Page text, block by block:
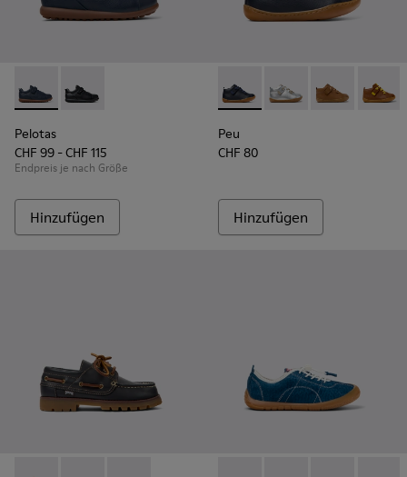
Pelotas - K800316-004 - Blaue Leder- und Textilschuhe für
Pelotas - K800316-003
Pelotas
CHF 99 - CHF 115
Endpreis je nach Größe
Hinzufügen
Peu - 80153-082 - Blaue
Peu - 80153-120
Peu - 80153-
Peu -
Peu
CHF 80
Hinzufügen